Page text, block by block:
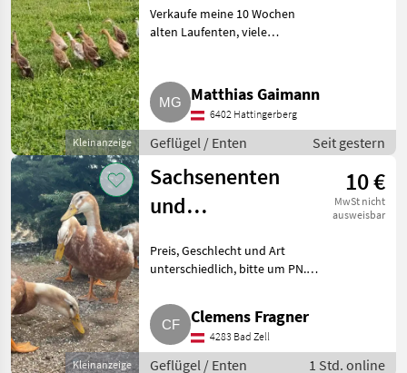
Kleinanzeige
Verkaufe meine 10 Wochen
alten Laufenten, viele
schätzen. Bei Interesse bitte
melden. Geflügel Enten
Matthias Gaimann
6402 Hattingerberg
Geflügel / Enten Seit gestern
Kleinanzeige
Sachsenenten
und
10 €
MwSt nicht
ausweisbar
Preis, Geschlecht und Art
unterschiedlich, bitte um PN.
Clemens Fragner
4283 Bad Zell
Geflügel / Enten 1 Std. online